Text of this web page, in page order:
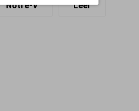
Notre-V Leer